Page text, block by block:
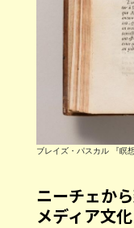
ブレイズ・パスカル 『瞑
ニーチェか
メディア文化